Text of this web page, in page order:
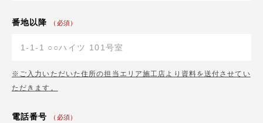
番地以降 （必須）
※ご入力いただいた住所の担当エリア施工店より資料を送付させてい
ただきます。
電話番号 （必須）